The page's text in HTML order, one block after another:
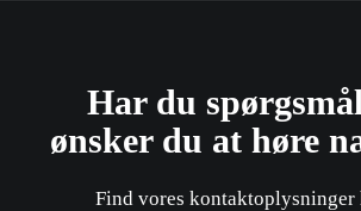
Har du
ønsker du at høre
Find vores kontaktoplysninger